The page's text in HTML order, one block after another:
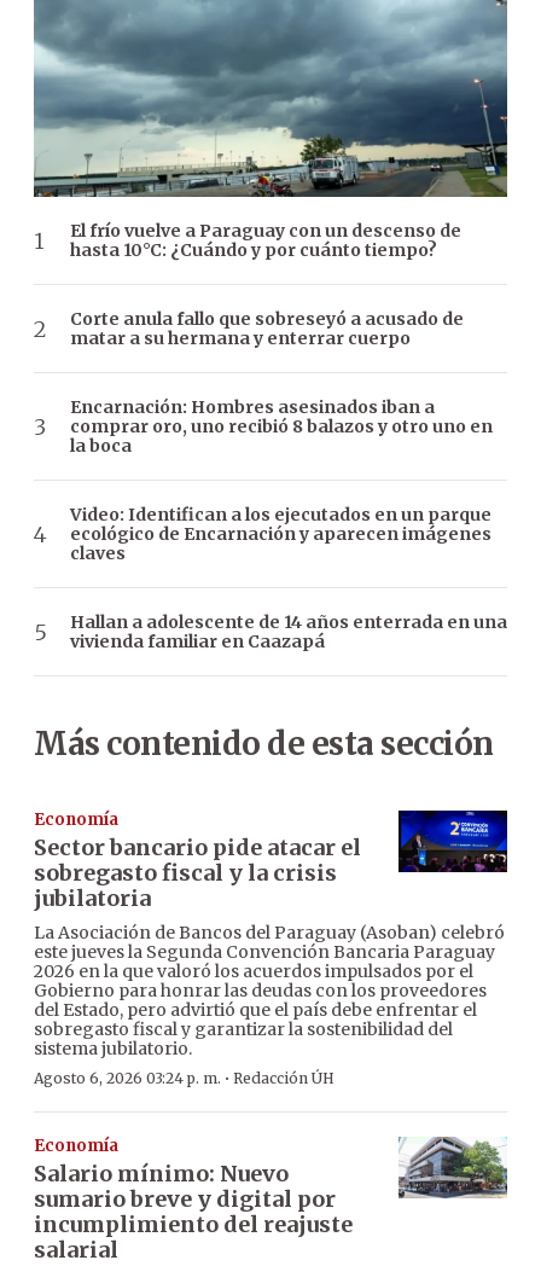
El frío vuelve a Paraguay con un descenso de
hasta 10°C: ¿Cuándo y por cuánto tiempo?
Corte anula fallo que sobreseyó a acusado de
matar a su hermana y enterrar cuerpo
Encarnación: Hombres asesinados iban a
comprar oro, uno recibió 8 balazos y otro uno en
la boca
Video: Identifican a los ejecutados en un parque
ecológico de Encarnación y aparecen imágenes
claves
Hallan a adolescente de 14 años enterrada en una
vivienda familiar en Caazapá
Más contenido de esta sección
Economía
Sector bancario pide atacar el
sobregasto fiscal y la crisis
jubilatoria
La Asociación de Bancos del Paraguay (Asoban) celebró
este jueves la Segunda Convención Bancaria Paraguay
2026 en la que valoró los acuerdos impulsados por el
Gobierno para honrar las deudas con los proveedores
del Estado, pero advirtió que el país debe enfrentar el
sobregasto fiscal y garantizar la sostenibilidad del
sistema jubilatorio.
Agosto 6, 2026 03:24 p. m. · Redacción ÚH
Economía
Salario mínimo: Nuevo
sumario breve y digital por
incumplimiento del reajuste
salarial